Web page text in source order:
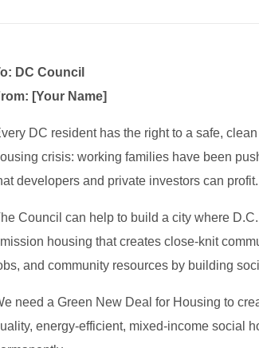
DC Council
[Your Name]
DC resident has the right to a safe,
crisis: working families have been
developers and private investors can profit.
Council can help to build a city where
housing that creates close-knit
and community resources by building
need a Green New Deal for Housing to
energy-efficient, mixed-income social